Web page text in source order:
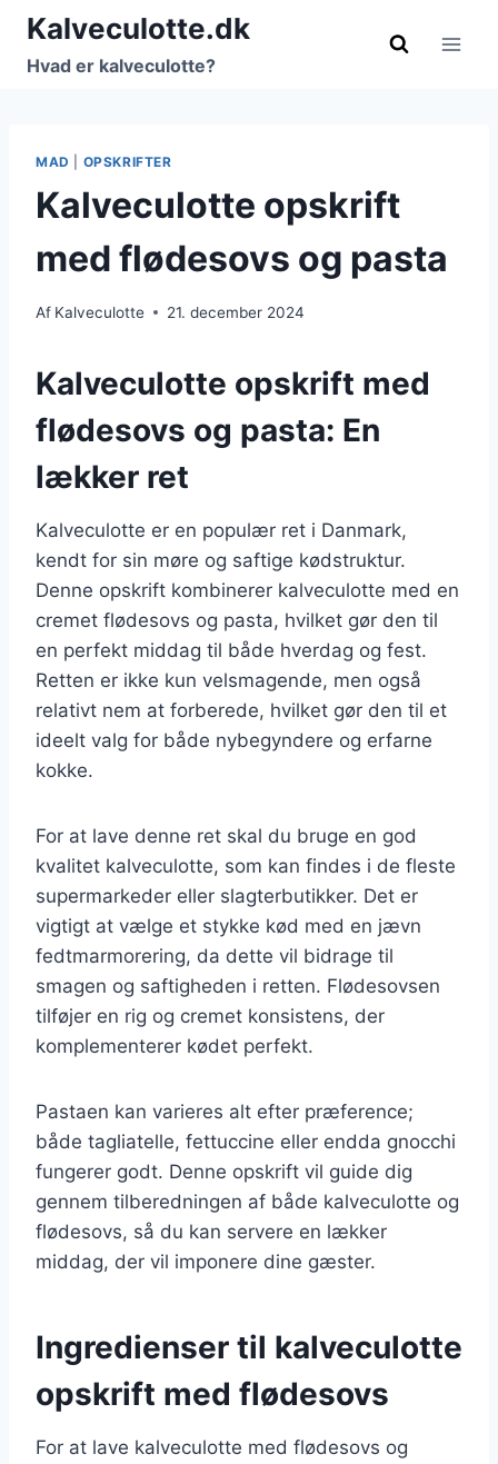
Fortsæt
indhold
Kalveculotte.dk
Hvad er kalveculotte?
MAD OPSKRIFTER
Kalveculotte opskrift
med flødesovs og pasta
Af Kalveculotte 21. december 2024
Kalveculotte opskrift med
flødesovs og pasta: En
lækker ret
Kalveculotte er en populær ret i Danmark,
kendt for sin møre og saftige kødstruktur.
Denne opskrift kombinerer kalveculotte med en
cremet flødesovs og pasta, hvilket gør den til
en perfekt middag til både hverdag og fest.
Retten er ikke kun velsmagende, men også
relativt nem at forberede, hvilket gør den til et
ideelt valg for både nybegyndere og erfarne
kokke.
For at lave denne ret skal du bruge en god
kvalitet kalveculotte, som kan findes i de fleste
supermarkeder eller slagterbutikker. Det er
vigtigt at vælge et stykke kød med en jævn
fedtmarmorering, da dette vil bidrage til
smagen og saftigheden i retten. Flødesovsen
tilføjer en rig og cremet konsistens, der
komplementerer kødet perfekt.
Pastaen kan varieres alt efter præference;
både tagliatelle, fettuccine eller endda gnocchi
fungerer godt. Denne opskrift vil guide dig
gennem tilberedningen af både kalveculotte og
flødesovs, så du kan servere en lækker
middag, der vil imponere dine gæster.
Ingredienser til kalveculotte
opskrift med flødesovs
For at lave kalveculotte med flødesovs og